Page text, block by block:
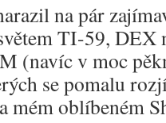
na pár
TI-59,
(navíc v moc
se pomalu
mém oblíbeném